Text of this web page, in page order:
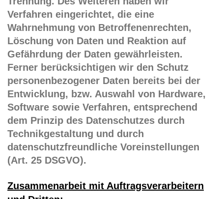
Verfahren eingerichtet, die eine
Wahrnehmung von Betroffenenrechten,
Löschung von Daten und Reaktion auf
Gefährdung der Daten gewährleisten.
Ferner berücksichtigen wir den Schutz
personenbezogener Daten bereits bei der
Entwicklung, bzw. Auswahl von Hardware,
Software sowie Verfahren, entsprechend
dem Prinzip des Datenschutzes durch
Technikgestaltung und durch
datenschutzfreundliche Voreinstellungen
(Art. 25 DSGVO).
Zusammenarbeit mit Auftragsverarbeitern